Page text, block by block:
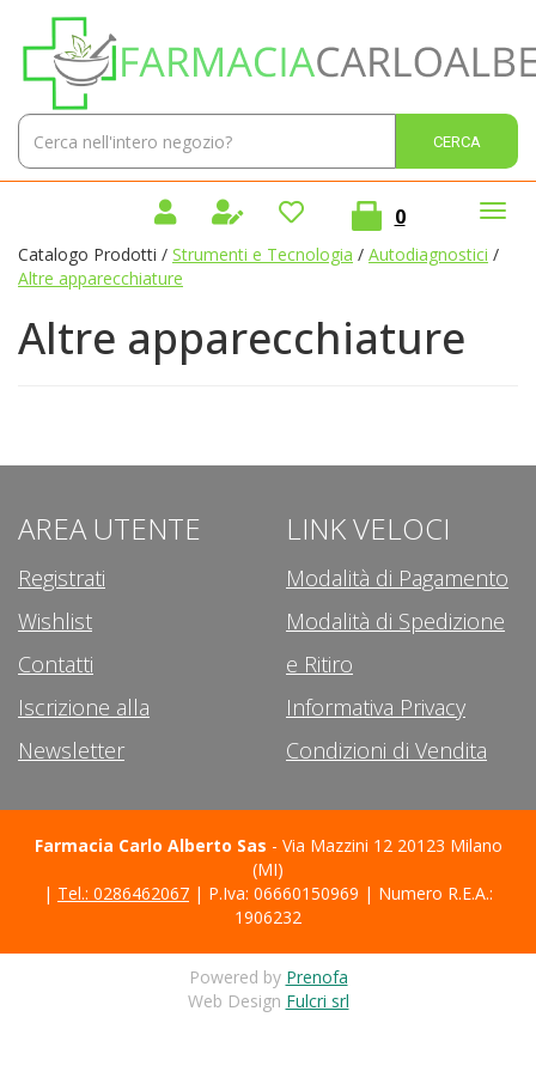
contenuto
principale
Farmacia
Carlo
Alberto
Cerca
Prodotto
0prodotti
Catalogo Prodotti / Strumenti e Tecnologia / Autodiagnostici /
Altre apparecchiature
Altre apparecchiature
AREA UTENTE
Registrati
Wishlist
Contatti
Iscrizione alla
Newsletter
LINK VELOCI
Modalità di Pagamento
Modalità di Spedizione
e Ritiro
Informativa Privacy
Condizioni di Vendita
Farmacia Carlo Alberto Sas - Via Mazzini 12 20123 Milano
(MI)
| Tel.: 0286462067 | P.Iva: 06660150969 | Numero R.E.A.:
1906232
Powered by Prenofa
Web Design Fulcri srl